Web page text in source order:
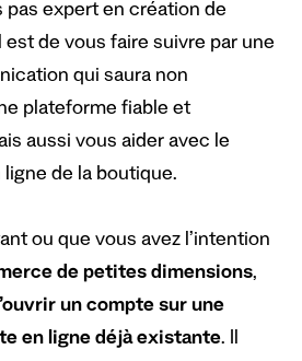
pas expert en création de
de vous faire suivre par une
qui saura non
plateforme fiable et
aussi vous aider avec le
de la boutique.
ou que vous avez l’intention
de petites dimensions,
un compte sur une
en ligne déjà existante. Il